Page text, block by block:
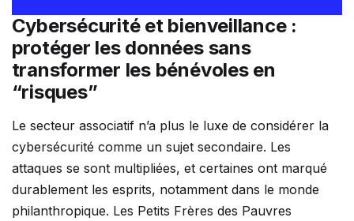
Cybersécurité et bienveillance :
protéger les données sans
transformer les bénévoles en
“risques”
Le secteur associatif n’a plus le luxe de considérer la
cybersécurité comme un sujet secondaire. Les
attaques se sont multipliées, et certaines ont marqué
durablement les esprits, notamment dans le monde
philanthropique. Les Petits Frères des Pauvres